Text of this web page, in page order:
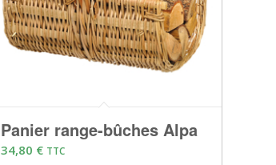
Panier range-bûches Alpa
34,80 € TTC